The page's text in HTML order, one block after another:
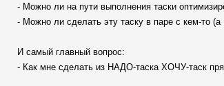
- Можно ли на пути выполнения таски
- Можно ли сделать эту таску в паре с кем-то
И самый главный вопрос:
- Как мне сделать из НАДО-таска ХОЧУ-таск